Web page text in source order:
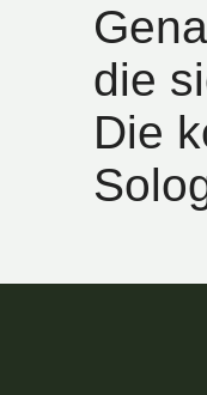
die
Die